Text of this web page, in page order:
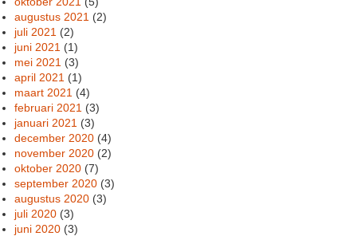
augustus 2021 (2)
juli 2021 (2)
juni 2021 (1)
mei 2021 (3)
april 2021 (1)
maart 2021 (4)
februari 2021 (3)
januari 2021 (3)
december 2020 (4)
november 2020 (2)
oktober 2020 (7)
september 2020 (3)
augustus 2020 (3)
juli 2020 (3)
juni 2020 (3)